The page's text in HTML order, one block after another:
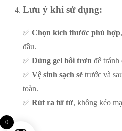
Lưu ý khi sử dụng:
✅ Chọn kích thước phù hợp
đầu.
✅ Dùng gel bôi trơn để tránh
✅ Vệ sinh sạch sẽ trước và
toàn.
✅ Rút ra từ từ, không kéo
0